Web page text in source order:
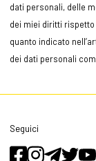
dati personali, delle
dei miei diritti
quanto indicato
dei dati personali
Seguici